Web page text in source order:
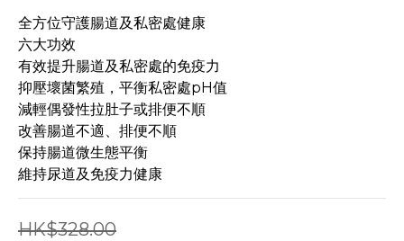
全方位守護腸道及私密處健康
六大功效
有效提升腸道及私密處的免疫力
抑壓壞菌繁殖，平衡私密處pH值
減輕偶發性拉肚子或排便不順
改善腸道不適、排便不順
保持腸道微生態平衡
維持尿道及免疫力健康
HK$328.00